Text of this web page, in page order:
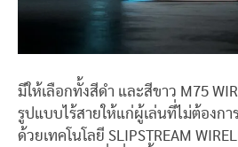
มีให้เลือกทั้งสีดำ และสีขาว M75
รูปแบบไร้สายให้แก่ผู้เล่นที่ไม่ต้องก
ด้วยเทคโนโลยี SLIPSTREAM